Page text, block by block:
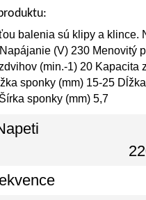
balenia sú klipy a klince.
(V) 230 Menovitý
(min.-1) 20 Kapacita
sponky (mm) 15-25
sponky (mm) 5,7
220-